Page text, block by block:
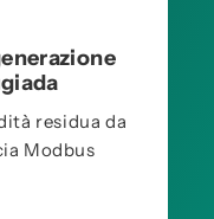
residua da
Modbus